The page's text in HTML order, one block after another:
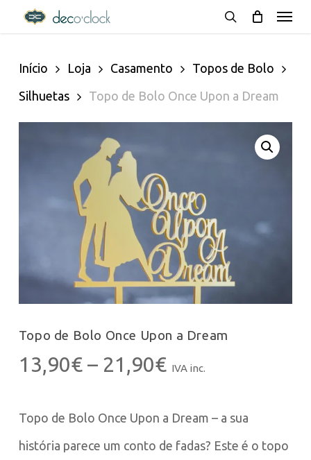
decoclock.pt
main
content
Menu
Início Loja Casamento
Topos de Bolo
Silhuetas
Topo de Bolo Once Upon a Dream
Topo de Bolo Once Upon a Dream
13,90€ – 21,90€Price
through
21,90€
IVA inc.
Topo de Bolo Once Upon a Dream – a sua
história parece um conto de fadas? Este é o topo